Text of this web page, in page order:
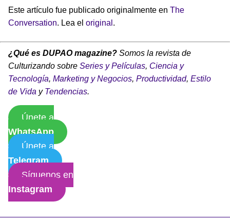
Este artículo fue publicado originalmente en The
Conversation. Lea el original .
¿Qué es DUPAO magazine? Somos la revista de
Culturizando sobre Series y Películas, Ciencia y
Tecnología, Marketing y Negocios, Productividad, Estilo
de Vida y Tendencias.
Únete a
WhatsApp
Únete a
Telegram
Síguenos en
Instagram